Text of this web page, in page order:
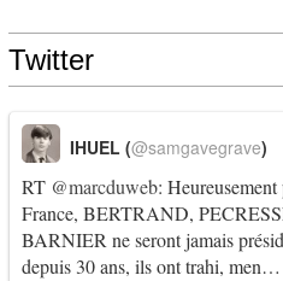
Twitter
RT @marcduweb:
France, BERTRAND,
BARNIER ne seront jamais
depuis 30 ans, ils ont trahi, men…
IHUEL (@samgavegrave)